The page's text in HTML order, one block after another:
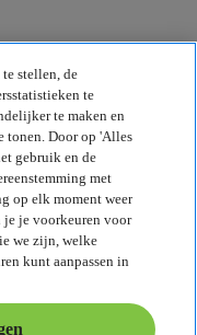
stellen, de
te
te maken en
tonen. Door op 'Alles
gebruik en de
met
op elk moment weer
je voorkeuren voor
we zijn, welke
kunt aanpassen in